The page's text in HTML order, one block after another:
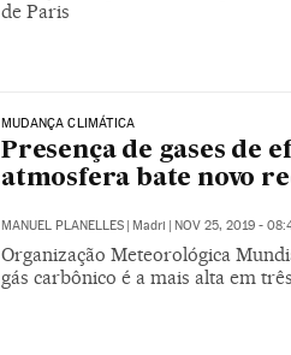
de Paris
MUDANÇA CLIMÁTICA
Presença de gases de
atmosfera bate novo
MANUEL PLANELLES | Madri | NOV 25, 2019 -
Organização Meteorológica
gás carbônico é a mais alta em